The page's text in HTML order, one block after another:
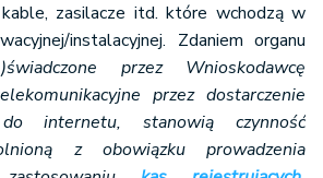
zasilacze itd. które wchodzą w
instalacyjnej. Zdaniem organu
świadczone przez Wnioskodawcę
przez dostarczenie
internetu, stanowią czynność
z obowiązku prowadzenia